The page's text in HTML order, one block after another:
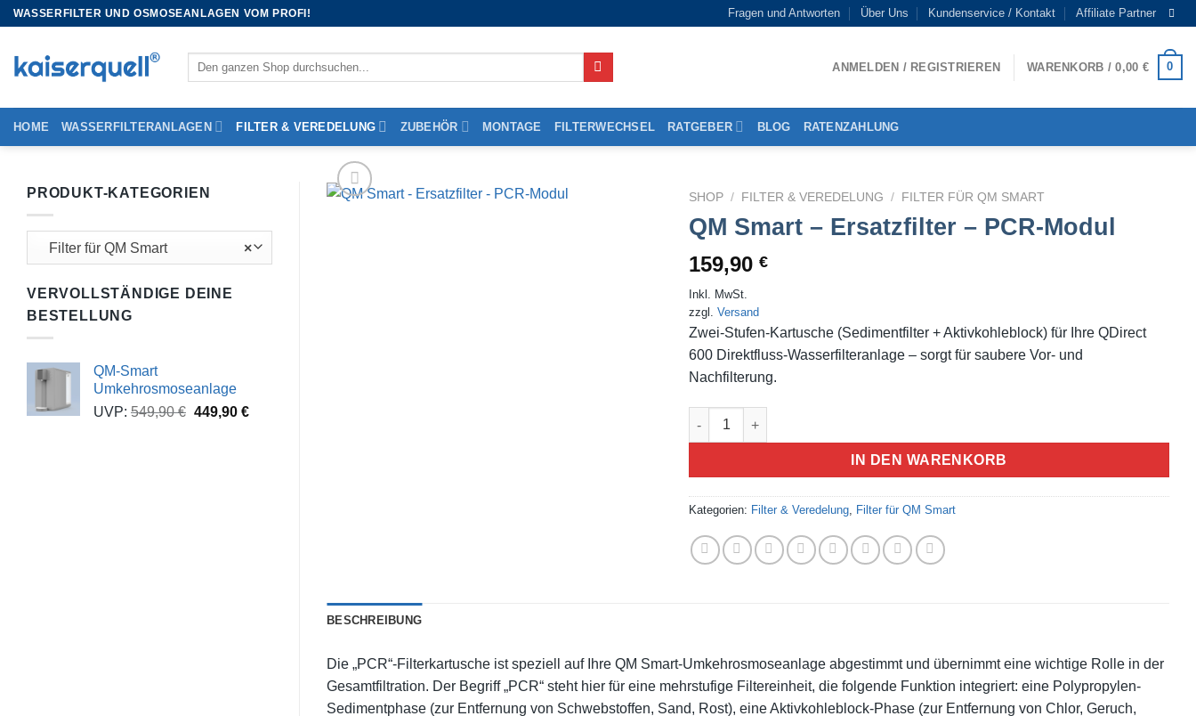
WASSERFILTER UND OSMOSEANLAGEN VOM PROFI! Fragen und Antworten Über Uns Kundenservice / Kontakt Affiliate Partner
ANMELDEN / REGISTRIEREN WARENKORB /0,00 € 0
HOME WASSERFILTERANLAGEN FILTER & VEREDELUNG ZUBEHÖR MONTAGE FILTERWECHSEL RATGEBER BLOG RATENZAHLUNG
PRODUKT-KATEGORIEN
×
Filter für QM Smart
VERVOLLSTÄNDIGE DEINE
BESTELLUNG
QM-Smart
Umkehrosmoseanlage
UVP: 549,90€ 449,90 €
SHOP / FILTER & VEREDELUNG / FILTER FÜR QM SMART
QM Smart – Ersatzfilter – PCR-Modul
159,90€
Inkl. MwSt.
zzgl.Versand
Zwei-Stufen-Kartusche (Sedimentfilter + Aktivkohleblock) für Ihre QDirect
600 Direktfluss-Wasserfilteranlage – sorgt für saubere Vor- und
Nachfilterung.
IN DEN WARENKORB
Kategorien: Filter & Veredelung, Filter für QM Smart
BESCHREIBUNG
Die „PCR“-Filterkartusche ist speziell auf Ihre QM Smart-Umkehrosmoseanlage abgestimmt und übernimmt eine wichtige Rolle in der
Gesamtfiltration. Der Begriff „PCR“ steht hier für eine mehrstufige Filtereinheit, die folgende Funktion integriert: eine Polypropylen-
Sedimentphase (zur Entfernung von Schwebstoffen, Sand, Rost), eine Aktivkohleblock-Phase (zur Entfernung von Chlor, Geruch,